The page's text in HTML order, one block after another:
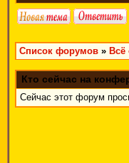
Список форумов » Всё
Кто сейчас на
Сейчас этот форум